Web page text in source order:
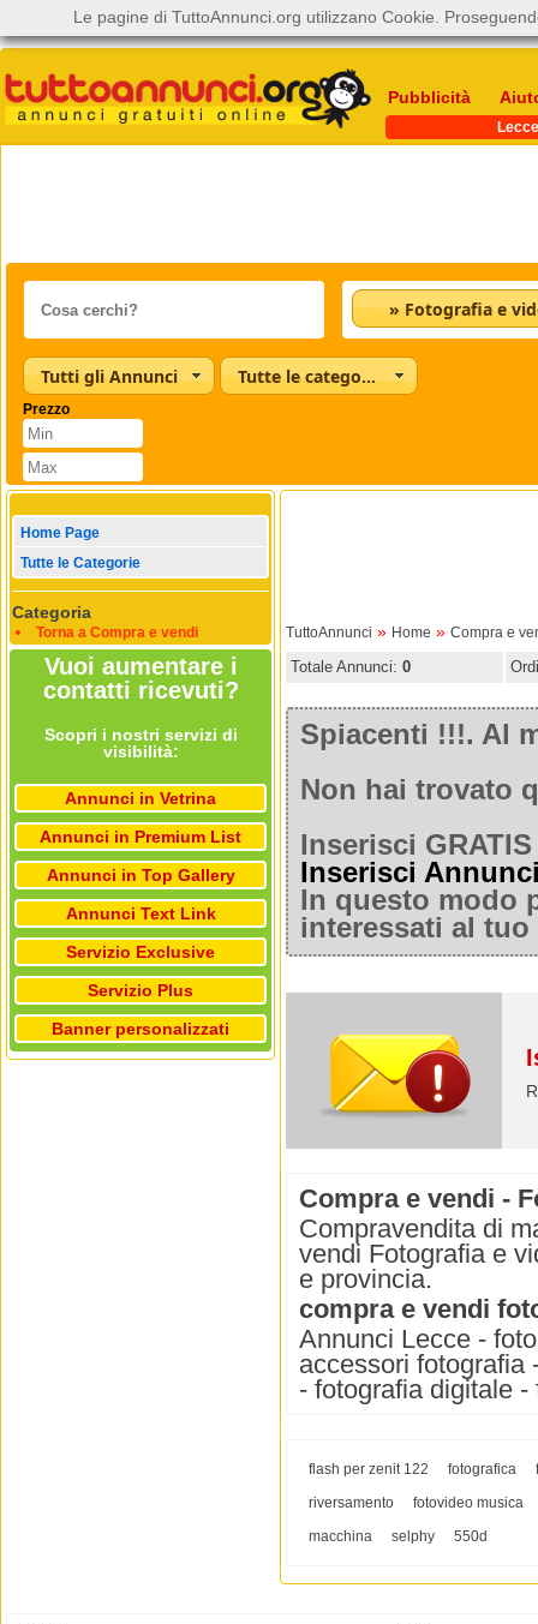
Pubblicità
Lecce
» Fotografia e
Tutti gli Annunci Tutte le categorie
Prezzo
Home Page
Tutte le Categorie
Categoria
Torna a Compra e vendi
Vuoi aumentare i
contatti ricevuti?
Scopri i nostri servizi di
visibilità:
Annunci in Vetrina
Annunci in Premium List
Annunci in Top Gallery
Annunci Text Link
Servizio Exclusive
Servizio Plus
Banner personalizzati
TuttoAnnunci » Home » Compra e
Totale Annunci: 0
Spiacenti !!!. Al
Non hai trovato
Inserisci
Inserisci
In questo modo
interessati al
Compra e vendi -
Compravendita di
vendi Fotografia e
e provincia.
compra e vendi
Annunci Lecce -
accessori fotografia
- fotografia digitale
flash per zenit 122 fotografica
riversamento
fotovideo musica
macchina
selphy 550d
Le pagine di TuttoAnnunci.org utilizzano Cookie.